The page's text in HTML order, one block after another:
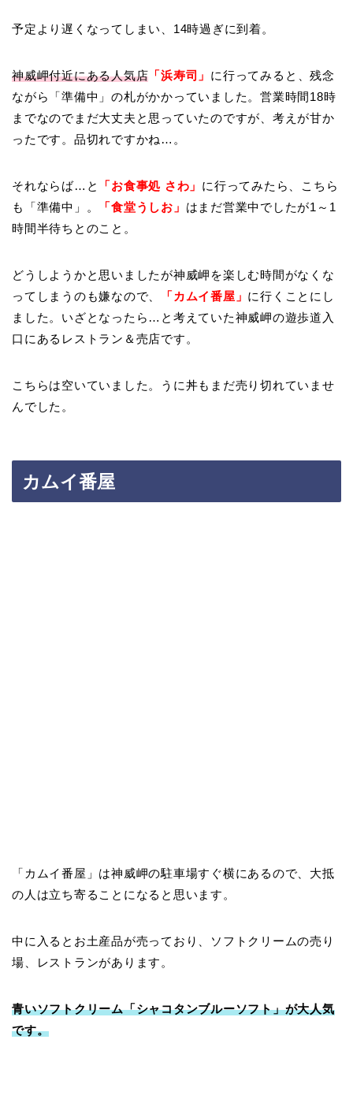
予定より遅くなってしまい、14時過ぎに到着。
神威岬付近にある人気店 「浜寿司」 に行ってみると、残念
ながら「準備中」の札がかかっていました。営業時間18時
までなのでまだ大丈夫と思っていたのですが、考えが甘か
ったです。品切れですかね…。
それならば…と 「お食事処 さわ」 に行ってみたら、こちら
も「準備中」。
「食堂うしお」 はまだ営業中でしたが1～1
時間半待ちとのこと。
どうしようかと思いましたが神威岬を楽しむ時間がなくな
ってしまうのも嫌なので、
「カムイ番屋」 に行くことにし
ました。いざとなったら…と考えていた神威岬の遊歩道入
口にあるレストラン＆売店です。
こちらは空いていました。うに丼もまだ売り切れていませ
んでした。
カムイ番屋
「カムイ番屋」は神威岬の駐車場すぐ横にあるので、大抵
の人は立ち寄ることになると思います。
中に入るとお土産品が売っており、ソフトクリームの売り
場、レストランがあります。
青いソフトクリーム「シャコタンブルーソフト」が大人気
です。